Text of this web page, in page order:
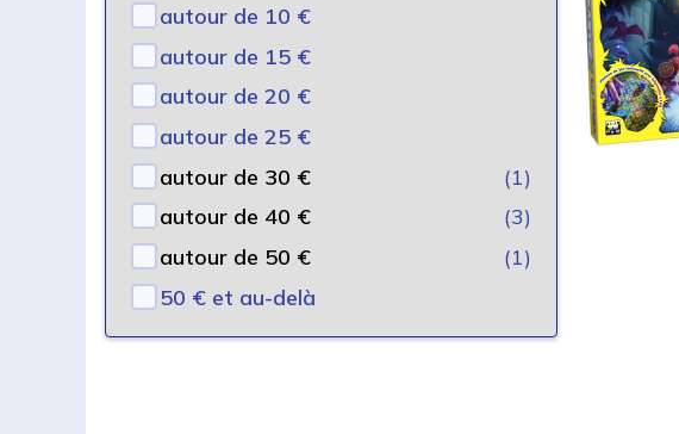
autour de 10 €
autour de 15 €
autour de 20 €
autour de 25 €
autour de 30 €
(1)
autour de 40 €
(3)
autour de 50 €
(1)
50 € et au-delà